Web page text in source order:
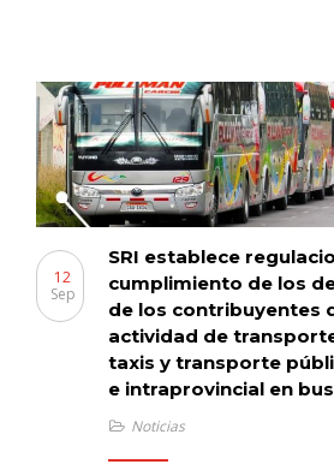
SRI establece
cumplimiento de los
de los contribuyentes
actividad de
taxis y transporte
e intraprovincial en
12
Sep
Noticias